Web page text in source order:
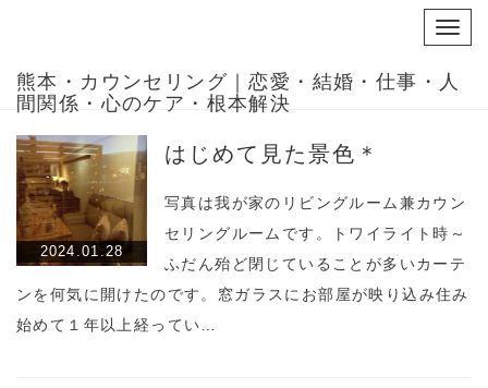
熊本・カウンセリング｜恋愛・結婚・仕事・人
間関係・心のケア・根本解決
2024.01.28
はじめて見た景色＊
写真は我が家のリビングルーム兼カウン
セリングルームです。トワイライト時～
ふだん殆ど閉じていることが多いカーテ
ンを何気に開けたのです。窓ガラスにお部屋が映り込み住み
始めて１年以上経ってい…